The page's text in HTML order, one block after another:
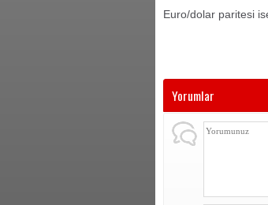
Euro/dolar paritesi
Yorumlar